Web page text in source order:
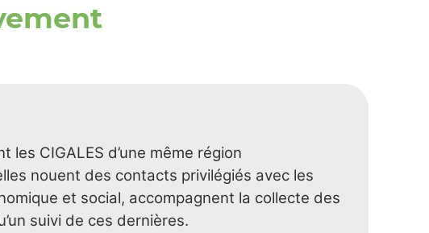
CIGALES d’une même région
nouent des contacts privilégiés avec les
et social, accompagnent la collecte des
suivi de ces dernières.